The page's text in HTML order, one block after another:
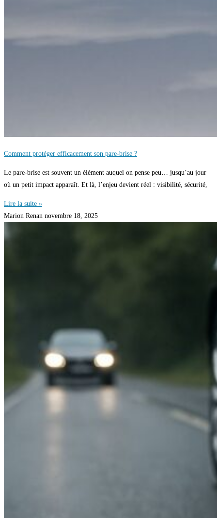
Comment protéger efficacement son pare-brise ?
Le pare‑brise est souvent un élément auquel on pense peu… jusqu’au jour
où un petit impact apparaît. Et là, l’enjeu devient réel : visibilité, sécurité,
Lire la suite »
Marion Renan novembre 18, 2025